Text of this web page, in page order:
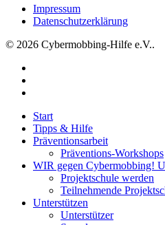
Impressum
Datenschutzerklärung
© 2026 Cybermobbing-Hilfe e.V..
Close
Menu
Start
Tipps & Hilfe
Präventionsarbeit
Präventions-Workshops
WIR gegen Cybermobbing!
Projektschule werden
Teilnehmende
Unterstützen
Unterstützer